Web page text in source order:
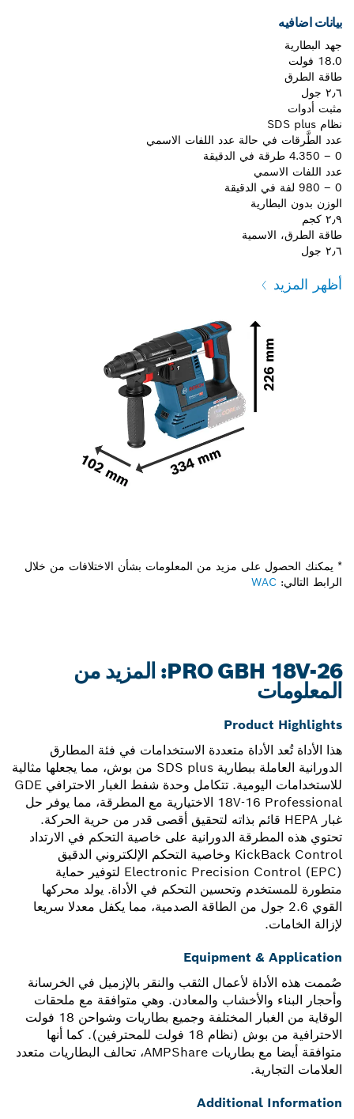
بيانات اضافيه
جهد البطارية
18.0 فولت
طاقة الطرق
٢٫٦ جول
مثبت أدوات
نظام SDS plus
عدد الطَّرقات في حالة عدد اللفات الاسمي
عدد اللفات الاسمي
الوزن بدون البطارية
٢٫٩ كجم
طاقة الطرق، الاسمية
٢٫٦ جول
أظهر المزيد
* يمكنك الحصول على مزيد من المعلومات بشأن الاختلافات من خلال
الرابط التالي: WAC
PRO GBH 18V-26: المزيد من
المعلومات
Product Highlights
هذا الأداة تُعد الأداة متعددة الاستخدامات في فئة المطارق
الدورانية العاملة ببطارية SDS plus من بوش، مما يجعلها مثالية
للاستخدامات اليومية. تتكامل وحدة شفط الغبار الاحترافي GDE
18V-16 Professional الاختيارية مع المطرقة، مما يوفر حل
غبار HEPA قائم بذاته لتحقيق أقصى قدر من حرية الحركة.
تحتوي هذه المطرقة الدورانية على خاصية التحكم في الارتداد
KickBack Control وخاصية التحكم الإلكتروني الدقيق
Electronic Precision Control (EPC)‎ لتوفير حماية
متطورة للمستخدم وتحسين التحكم في الأداة. يولد محركها
القوي 2.6 جول من الطاقة الصدمية، مما يكفل معدلا سريعا
لإزالة الخامات.
Equipment & Application
صُممت هذه الأداة لأعمال الثقب والنقر بالإزميل في الخرسانة
وأحجار البناء والأخشاب والمعادن. وهي متوافقة مع ملحقات
الوقاية من الغبار المختلفة وجميع بطاريات وشواحن 18 فولت
الاحترافية من بوش (نظام 18 فولت للمحترفين). كما أنها
متوافقة أيضا مع بطاريات AMPShare، تحالف البطاريات متعدد
العلامات التجارية.
Additional Information